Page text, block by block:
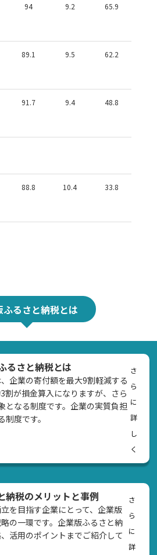
94 9.2 65.9
89.1 9.5 62.2
91.7 9.4 48.8
88.8 10.4 33.8
ふるさと納税とは
るさと納税とは
企業の寄付額を最大9割軽減する
割が損金算入になりますが、さら
となる制度です。企業の実質負担
度です。
さ
ら
に
詳
し
く
納税のメリットと事例
を目指す企業にとって、企業版
の一環です。企業版ふるさと納
活用のポイントまでご紹介して
さ
ら
に
詳